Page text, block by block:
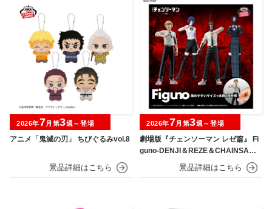
アニメ「鬼滅の刃」 ちびぐるみvol.8
2026年7月第3週～登場
劇場版『チェンソーマン レゼ篇』 Fi
guno-DENJI＆REZE＆CHAINSAW
MAN＆BOMB-
2026年7月第3週～登場